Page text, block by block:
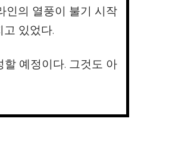
인의 열풍이 불기 시작
있었다.
예정이다. 그것도 아